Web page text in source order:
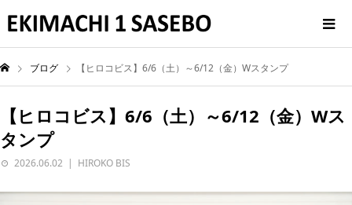
ブログ 【ヒロコビス】6/6（土）～6/12（金）Wスタンプ
【ヒロコビス】6/6（土）～6/12（金）Wス
タンプ
2026.06.02 HIROKO BIS